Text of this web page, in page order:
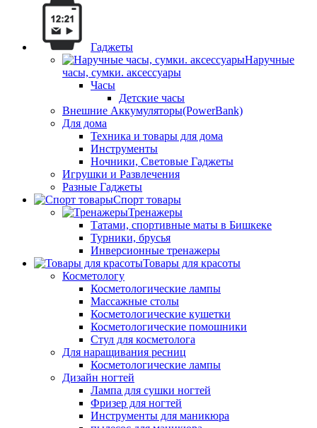
Гаджеты
Наручные
часы, сумки. аксессуары
Часы
Детские часы
Внешние Аккумуляторы(PowerBank)
Для дома
Техника и товары для дома
Инструменты
Ночники, Световые Гаджеты
Игрушки и Развлечения
Разные Гаджеты
Спорт товары
Тренажеры
Татами, спортивные маты в Бишкеке
Турники, брусья
Инверсионные тренажеры
Товары для красоты
Косметологу
Косметологические лампы
Массажные столы
Косметологические кушетки
Косметологические помошники
Стул для косметолога
Для наращивания ресниц
Косметологические лампы
Дизайн ногтей
Лампа для сушки ногтей
Фризер для ногтей
Инструменты для маникюра